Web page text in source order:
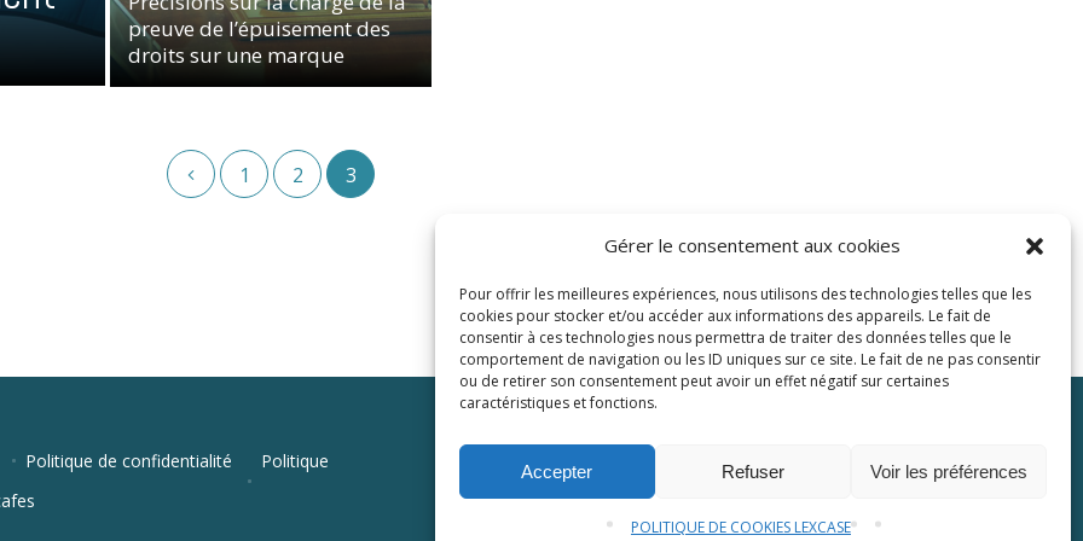
Gérer le consentement aux cookies
Pour offrir les meilleures expériences, nous utilisons des technologies telles que les
cookies pour stocker et/ou accéder aux informations des appareils. Le fait de
consentir à ces technologies nous permettra de traiter des données telles que le
comportement de navigation ou les ID uniques sur ce site. Le fait de ne pas consentir
ou de retirer son consentement peut avoir un effet négatif sur certaines
caractéristiques et fonctions.
Accepter Refuser Voir les préférences
POLITIQUE DE COOKIES LEXCASE
preuve de l’épuisement des
droits sur une marque
Propriété Intellectuelle
1 2 3
Politique de confidentialité
Politique
Plaquette Contactez-nous